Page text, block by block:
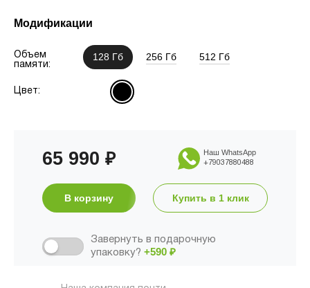
Модификации
Объем
памяти:
128 Гб 256 Гб 512 Гб
Цвет:
65 990 ₽ Наш WhatsApp
+79037880488
В корзину Купить в 1 клик
Завернуть в подарочную
упаковку? +590 ₽